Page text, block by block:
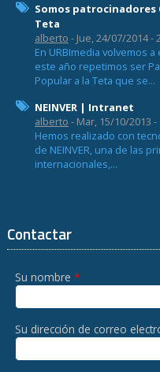
Somos patrocinadores
Teta
alberto - Jue, 24/07/2014 -
En URBImedia volvemos
este año repetimos ser
Popular a la Teta que se...
NEINVER | Intranet
alberto - Mar, 15/10/2013 -
Hemos realizado con
de NEINVER, una de las
internacionales,...
Contactar
Su nombre *
Su dirección de correo